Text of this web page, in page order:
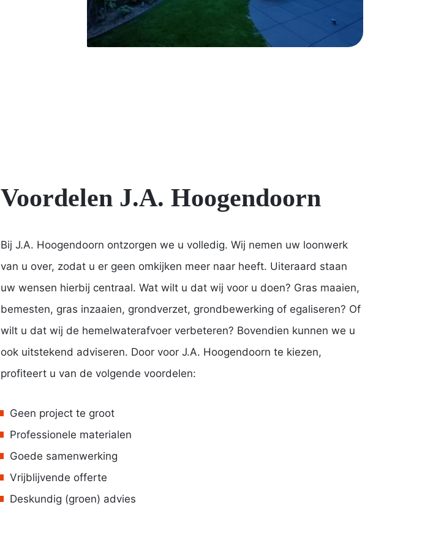
Voordelen J.A. Hoogendoorn
Bij J.A. Hoogendoorn ontzorgen we u volledig. Wij nemen uw loonwerk
van u over, zodat u er geen omkijken meer naar heeft. Uiteraard staan
uw wensen hierbij centraal. Wat wilt u dat wij voor u doen? Gras maaien,
bemesten, gras inzaaien, grondverzet, grondbewerking of egaliseren? Of
wilt u dat wij de hemelwaterafvoer verbeteren? Bovendien kunnen we u
ook uitstekend adviseren. Door voor J.A. Hoogendoorn te kiezen,
profiteert u van de volgende voordelen:
Geen project te groot
Professionele materialen
Goede samenwerking
Vrijblijvende offerte
Deskundig (groen) advies